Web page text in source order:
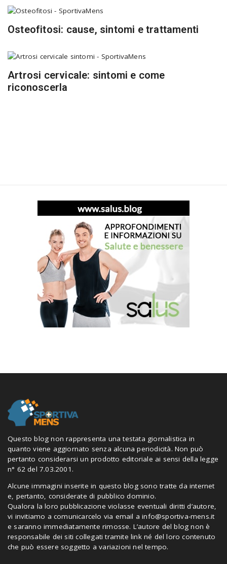
Osteofitosi: cause, sintomi e trattamenti
Artrosi cervicale: sintomi e come
riconoscerla
Questo blog non rappresenta una testata giornalistica in
quanto viene aggiornato senza alcuna periodicità. Non può
pertanto considerarsi un prodotto editoriale ai sensi della legge
n° 62 del 7.03.2001.
Alcune immagini inserite in questo blog sono tratte da internet
e, pertanto, considerate di pubblico dominio.
Qualora la loro pubblicazione violasse eventuali diritti d’autore,
vi invitiamo a comunicarcelo via email ainfo@sportiva-mens.it
e saranno immediatamente rimosse. L’autore del blog non è
responsabile dei siti collegati tramite link né del loro contenuto
che può essere soggetto a variazioni nel tempo.